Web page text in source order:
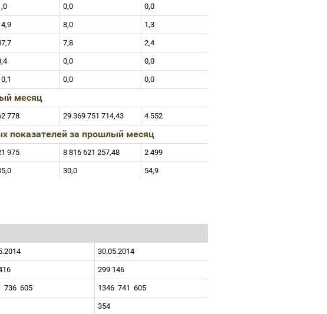
0,0 0,0
8,0 1,3
7,8 2,4
0,0 0,0
0,0 0,0
месяц
778 29 369 751 714,43 4 552
показателей за прошлый месяц
975 8 816 621 257,48 2 499
30,0 54,9
30.05.2014
299 146
736 605 1346 741 605
354